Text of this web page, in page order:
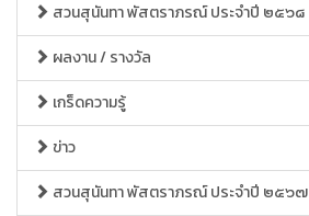
สวนสุนันทา พัสตราภรณ์ ประจำปี ๒๕๖๘
ผลงาน / รางวัล
เกร็ดความรู้
ข่าว
สวนสุนันทา พัสตราภรณ์ ประจำปี ๒๕๖๗